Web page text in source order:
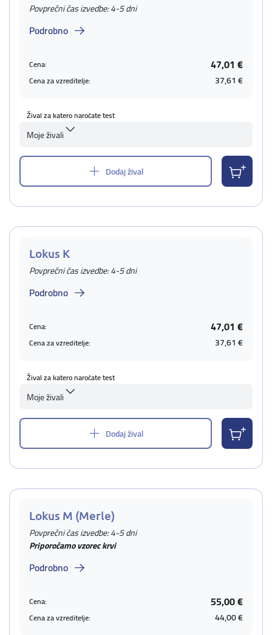
Povprečni čas izvedbe: 4-5 dni
Podrobno
Cena: 47,01 €
Cena za vzreditelje: 37,61 €
Žival za katero naročate test
Moje živali
Dodaj žival
Lokus K
Povprečni čas izvedbe: 4-5 dni
Podrobno
Cena: 47,01 €
Cena za vzreditelje: 37,61 €
Žival za katero naročate test
Moje živali
Dodaj žival
Lokus M (Merle)
Povprečni čas izvedbe: 4-5 dni
Priporočamo vzorec krvi
Podrobno
Cena: 55,00 €
Cena za vzreditelje: 44,00 €